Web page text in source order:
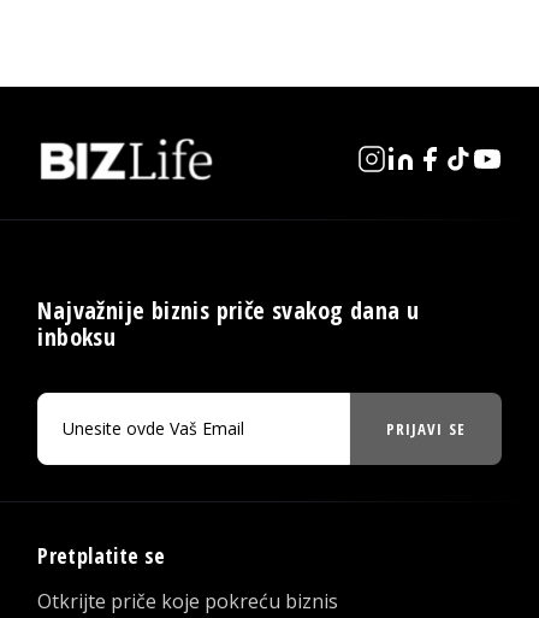
Najvažnije biznis priče svakog dana u
inboksu
PRIJAVI SE
Pretplatite se
Otkrijte priče koje pokreću biznis